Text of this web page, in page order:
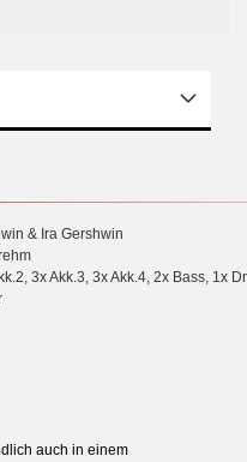
& Ira Gershwin
3x Akk.3, 3x Akk.4, 2x Bass, 1x
auch in einem